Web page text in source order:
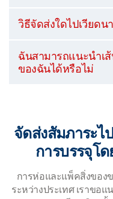
วิธีจัดส่งใดไปเวียด
ฉันสามารถแนะนำเ
ของฉันได้หรือไม่
จัดส่งสัมภาระไ
การบรรจุโ
การห่อและแพ็คสิ่งของ
ระหว่างประเทศ เราขอ